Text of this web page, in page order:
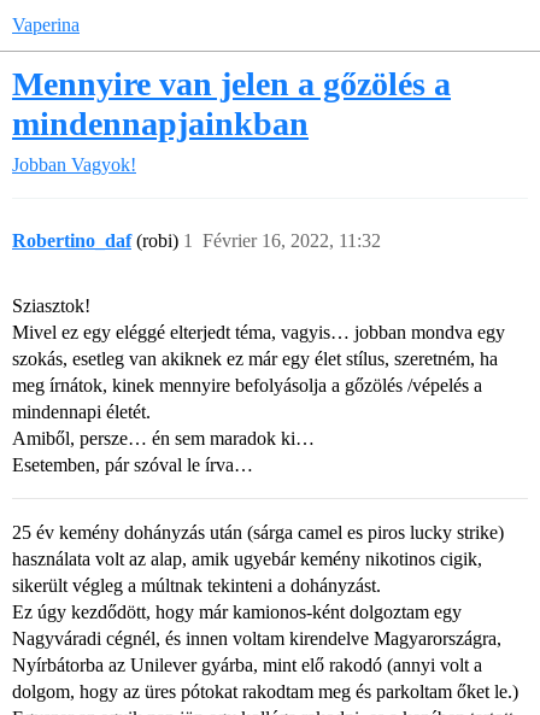
Vaperina
Mennyire van jelen a gőzölés a
mindennapjainkban
Jobban Vagyok!
Robertino_daf (robi) Février 16, 2022, 11:32
1
Sziasztok!
Mivel ez egy eléggé elterjedt téma, vagyis… jobban mondva egy
szokás, esetleg van akiknek ez már egy élet stílus, szeretném, ha
meg írnátok, kinek mennyire befolyásolja a gőzölés /vépelés a
mindennapi életét.
Amiből, persze… én sem maradok ki…
Esetemben, pár szóval le írva…
25 év kemény dohányzás után (sárga camel es piros lucky strike)
használata volt az alap, amik ugyebár kemény nikotinos cigik,
sikerült végleg a múltnak tekinteni a dohányzást.
Ez úgy kezdődött, hogy már kamionos-ként dolgoztam egy
Nagyváradi cégnél, és innen voltam kirendelve Magyarországra,
Nyírbátorba az Unilever gyárba, mint elő rakodó (annyi volt a
dolgom, hogy az üres pótokat rakodtam meg és parkoltam őket le.)